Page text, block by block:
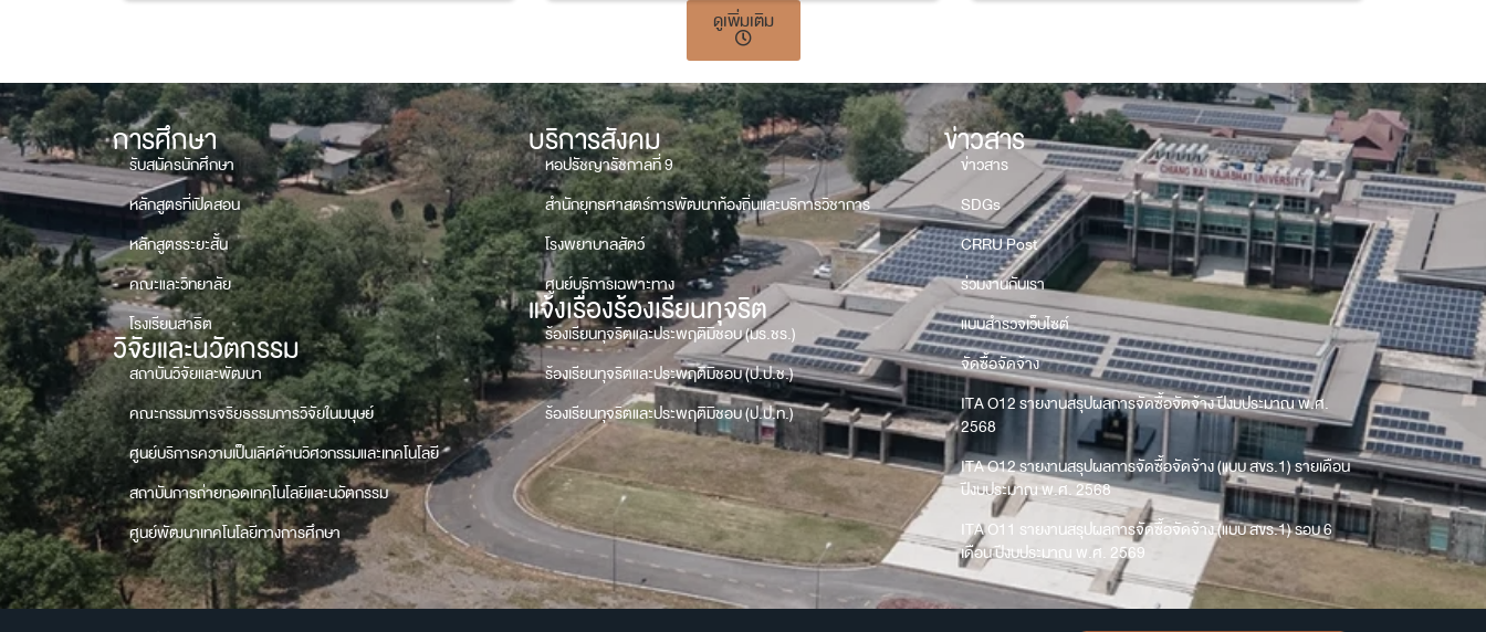
ดูเพิ่มเติม
การศึกษา
รับสมัครนักศึกษา
หลักสูตรที่เปิดสอน
หลักสูตรระยะสั้น
คณะและวิทยาลัย
โรงเรียนสาธิต
วิจัยและนวัตกรรม
สถาบันวิจัยและพัฒนา
คณะกรรมการจริยธรรมการวิจัยในมนุษย์
ศูนย์บริการความเป็นเลิศด้านวิศวกรรมและเทคโนโลยี
สถาบันการถ่ายทอดเทคโนโลยีและนวัตกรรม
ศูนย์พัฒนาเทคโนโลยีทางการศึกษา
บริการสังคม
หอปรัชญารัชกาลที่ 9
สำนักยุทธศาสตร์การพัฒนาท้องถิ่นและบริการวิชาการ
โรงพยาบาลสัตว์
ศูนย์บริการเฉพาะทาง
แจ้งเรื่องร้องเรียนทุจริต
ร้องเรียนทุจริตและประพฤติมิชอบ (มร.ชร.)
ร้องเรียนทุจริตและประพฤติมิชอบ (ป.ป.ช.)
ร้องเรียนทุจริตและประพฤติมิชอบ (ป.ป.ท.)
ข่าวสาร
ข่าวสาร
SDGs
CRRU Post
ร่วมงานกับเรา
แบบสำรวจเว็บไซต์
จัดซื้อจัดจ้าง
ITA O12 รายงานสรุปผลการจัดซื้อจัดจ้าง ปีงบประมาณ พ.ศ.
2568
ITA O12 รายงานสรุปผลการจัดซื้อจัดจ้าง (แบบ สขร.1) รายเดือน
ปีงบประมาณ พ.ศ. 2568
ITA O11 รายงานสรุปผลการจัดซื้อจัดจ้าง (แบบ สขร.1) รอบ 6
เดือน ปีงบประมาณ พ.ศ. 2569